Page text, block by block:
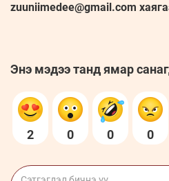
zuuniimedee@gmail.com
Энэ мэдээ танд ямар
2 0 0 0